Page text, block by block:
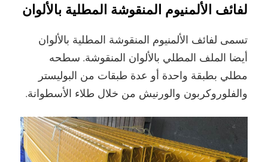
لفائف الألمنيوم المنقوشة المطلية بالألوان
تسمى لفائف الألمنيوم المنقوشة المطلية بالألوان
أيضا الملف المطلي بالألوان المنقوشة. سطحه
مطلي بطبقة واحدة أو عدة طبقات من البوليستر
والفلوروكربون والورنيش من خلال طلاء الأسطوانة.